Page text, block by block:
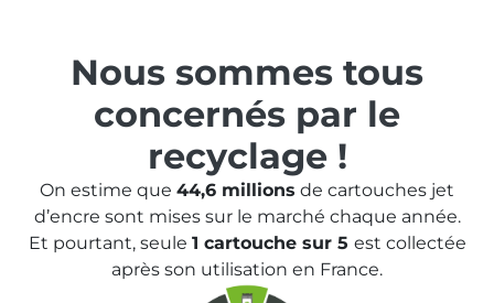
Nous sommes tous
concernés par le
recyclage !
On estime que 44,6 millions de cartouches jet
d’encre sont mises sur le marché chaque année.
Et pourtant, seule 1 cartouche sur 5 est collectée
après son utilisation en France.